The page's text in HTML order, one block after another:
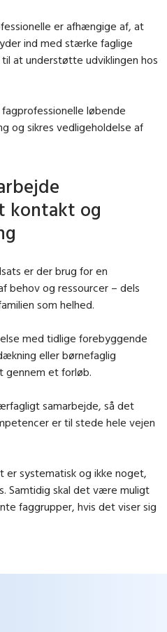
er afhængige af, at
ind med stærke faglige
at understøtte udviklingen hos
løbende
og sikres vedligeholdelse af
og
er der brug for en
behov og ressourcer – dels
som helhed.
med tidlige forebyggende
eller børnefaglig
gennem et forløb.
samarbejde, så det
er til stede hele vejen
systematisk og ikke noget,
Samtidig skal det være muligt
faggrupper, hvis det viser sig